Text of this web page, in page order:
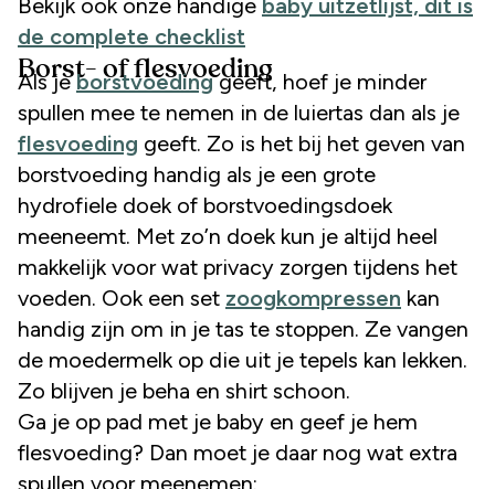
de complete checklist
Borst- of flesvoeding
Als jeborstvoedinggeeft, hoef je minder
spullen mee te nemen in de luiertas dan als je
flesvoeding geeft. Zo is het bij het geven van
borstvoeding handig als je een grote
hydrofiele doek of borstvoedingsdoek
meeneemt. Met zo’n doek kun je altijd heel
makkelijk voor wat privacy zorgen tijdens het
voeden. Ook een set zoogkompressen kan
handig zijn om in je tas te stoppen. Ze vangen
de moedermelk op die uit je tepels kan lekken.
Zo blijven je beha en shirt schoon.
Ga je op pad met je baby en geef je hem
flesvoeding? Dan moet je daar nog wat extra
spullen voor meenemen: